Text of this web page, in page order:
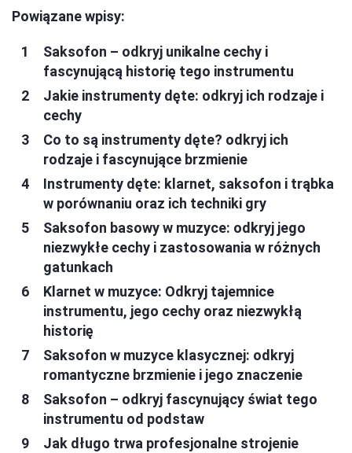
Powiązane wpisy:
Saksofon – odkryj unikalne cechy i
fascynującą historię tego instrumentu
Jakie instrumenty dęte: odkryj ich rodzaje i
cechy
Co to są instrumenty dęte? odkryj ich
rodzaje i fascynujące brzmienie
Instrumenty dęte: klarnet, saksofon i trąbka
w porównaniu oraz ich techniki gry
Saksofon basowy w muzyce: odkryj jego
niezwykłe cechy i zastosowania w różnych
gatunkach
Klarnet w muzyce: Odkryj tajemnice
instrumentu, jego cechy oraz niezwykłą
historię
Saksofon w muzyce klasycznej: odkryj
romantyczne brzmienie i jego znaczenie
Saksofon – odkryj fascynujący świat tego
instrumentu od podstaw
Jak długo trwa profesjonalne strojenie